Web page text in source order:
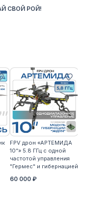
СВОЙ РОЙ!
FPV дрон «АРТЕМИДА
10“» 5.8 ГГц с одной
частотой управления
"Гермес" и гибернацией
60 000 ₽